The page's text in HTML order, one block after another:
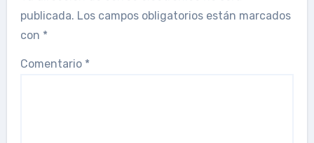
publicada. Los campos obligatorios están marcados
con *
Comentario *